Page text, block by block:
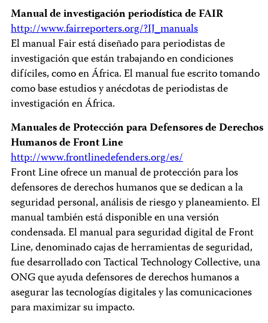
Manual de investigación periodística de FAIR
http://www.fairreporters.org/?IJ_manuals
El manual Fair está diseñado para periodistas de
investigación que están trabajando en condiciones
difíciles, como en África. El manual fue escrito tomando
como base estudios y anécdotas de periodistas de
investigación en África.
Manuales de Protección para Defensores de Derechos
Humanos de Front Line
http://www.frontlinedefenders.org/es/
Front Line ofrece un manual de protección para los
defensores de derechos humanos que se dedican a la
seguridad personal, análisis de riesgo y planeamiento. El
manual también está disponible en una versión
condensada. El manual para seguridad digital de Front
Line, denominado cajas de herramientas de seguridad,
fue desarrollado con Tactical Technology Collective, una
ONG que ayuda defensores de derechos humanos a
asegurar las tecnologías digitales y las comunicaciones
para maximizar su impacto.